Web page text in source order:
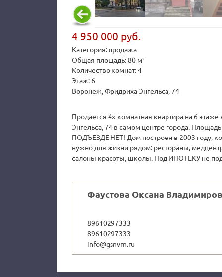
4 950 000 руб.
Категория: продажа
Общая площадь: 80 м²
Количество комнат: 4
Этаж: 6
Воронеж, Фридриха Энгельса, 74
Продается 4х-комнатная квартира на 6
Энгельса, 74 в самом центре города.
ПОДЪЕЗДЕ НЕТ! Дом построен в 2003 году,
нужно для жизни рядом: рестораны,
салоны красоты, школы. Под ИПОТЕКУ не
Фаустова Оксана
89610297333
89610297333
info@gsnvrn.ru